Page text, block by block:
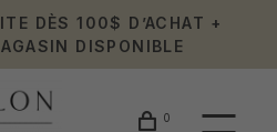
DÈS 100$ D’ACHAT +
DISPONIBLE
0